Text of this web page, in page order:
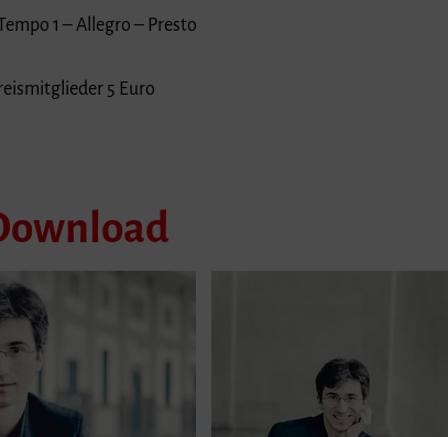
1 – Allegro – Presto
5 Euro